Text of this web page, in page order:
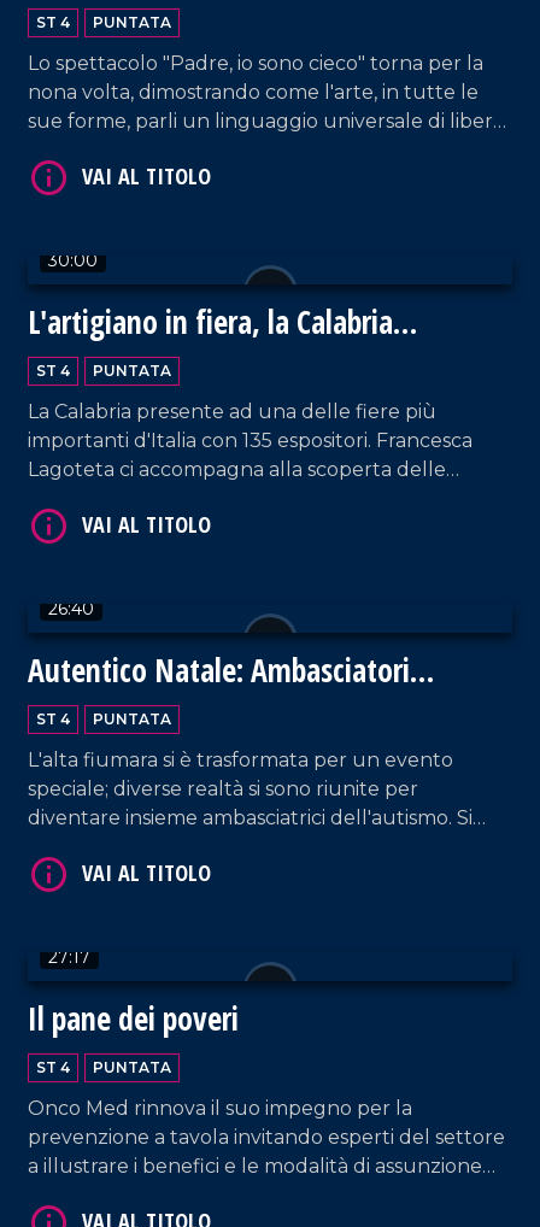
ST 4 PUNTATA
Lo spettacolo "Padre, io sono cieco" torna per la
nona volta, dimostrando come l'arte, in tutte le
sue forme, parli un linguaggio universale di libertà
30:00
L'artigiano in fiera, la Calabria
protagonista a Milano
ST 4 PUNTATA
La Calabria presente ad una delle fiere più
importanti d'Italia con 135 espositori. Francesca
Lagoteta ci accompagna alla scoperta delle
primario e secondario del territorio, tra gli ospiti
passato e futuro che ha uno sguardo rivolto verso
il progresso.
26:40
Autentico Natale: Ambasciatori
dell'Autismo
ST 4 PUNTATA
L'alta fiumara si è trasformata per un evento
speciale; diverse realtà si sono riunite per
diventare insieme ambasciatrici dell'autismo. Si
voce ad ogni bisbiglio.
VAI AL TITOLO
27:17
Il pane dei poveri
ST 4 PUNTATA
Onco Med rinnova il suo impegno per la
prevenzione a tavola invitando esperti del settore
a illustrare i benefici e le modalità di assunzione
VAI AL TITOLO
VAI AL TITOLO
VAI AL TITOLO